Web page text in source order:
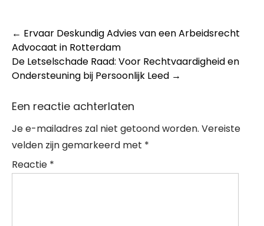
Post
navigation
← Ervaar Deskundig Advies van een Arbeidsrecht
Advocaat in Rotterdam
De Letselschade Raad: Voor Rechtvaardigheid en
Ondersteuning bij Persoonlijk Leed →
Een reactie achterlaten
Je e-mailadres zal niet getoond worden. Vereiste
velden zijn gemarkeerd met *
Reactie *